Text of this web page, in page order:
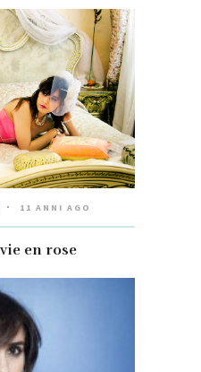
11 ANNI AGO
en rose